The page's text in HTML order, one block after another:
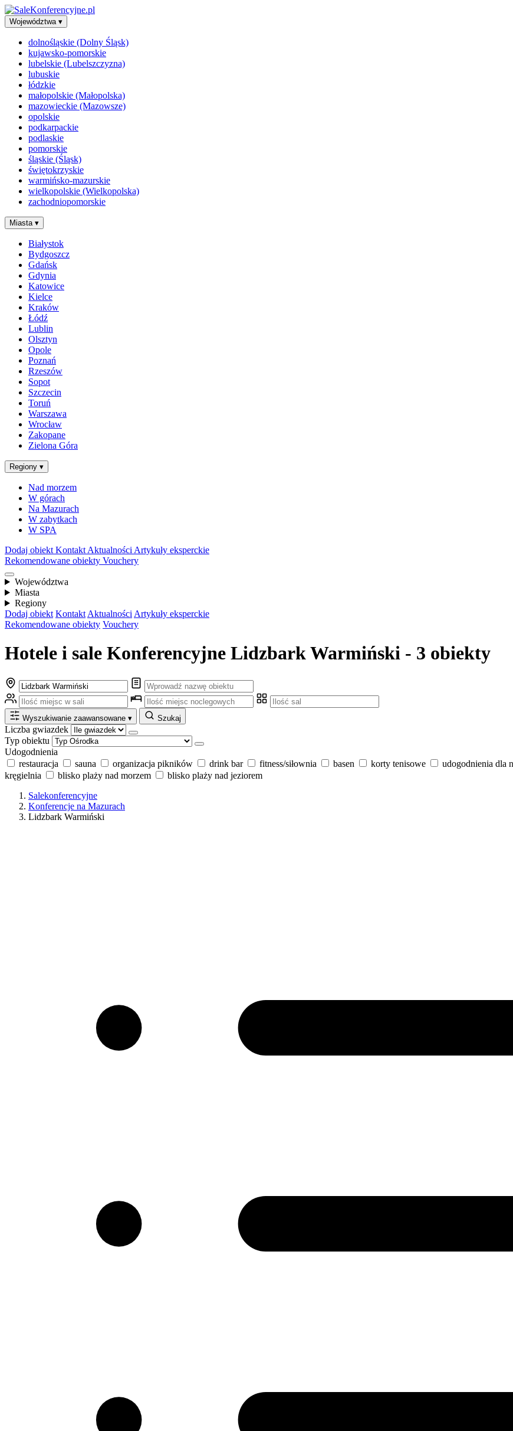
Województwa ▾
dolnośląskie (Dolny Śląsk)
kujawsko-pomorskie
lubelskie (Lubelszczyzna)
lubuskie
łódzkie
małopolskie (Małopolska)
mazowieckie (Mazowsze)
opolskie
podkarpackie
podlaskie
pomorskie
śląskie (Śląsk)
świętokrzyskie
warmińsko-mazurskie
wielkopolskie (Wielkopolska)
zachodniopomorskie
Miasta ▾
Białystok
Bydgoszcz
Gdańsk
Gdynia
Katowice
Kielce
Kraków
Łódź
Lublin
Olsztyn
Opole
Poznań
Rzeszów
Sopot
Szczecin
Toruń
Warszawa
Wrocław
Zakopane
Zielona Góra
Regiony ▾
Nad morzem
W górach
Na Mazurach
W zabytkach
W SPA
Dodaj obiekt Kontakt Aktualności Artykuły eksperckie
Rekomendowane obiekty Vouchery
Województwa
Miasta
Regiony
Dodaj obiekt Kontakt Aktualności Artykuły eksperckie
Rekomendowane obiekty Vouchery
Hotele i sale Konferencyjne Lidzbark Warmiński - 3 obiekty
Wyszukiwanie zaawansowane ▾ Szukaj
Liczba gwiazdek
Typ obiektu
Udogodnienia
restauracja
sauna organizacja pikników drink bar fitness/siłownia basen korty tenisowe udogodnienia dla
kręgielnia
blisko plaży nad morzem
blisko plaży nad jeziorem
Salekonferencyjne
Konferencje na Mazurach
Lidzbark Warmiński